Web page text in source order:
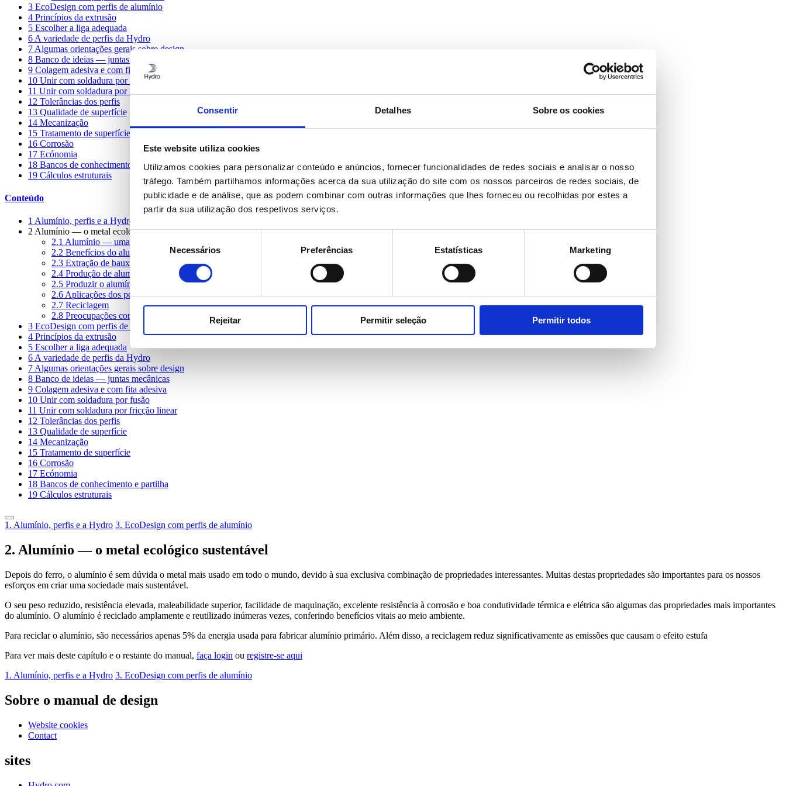
Consentir Detalhes Sobre os cookies
Este website utiliza cookies
Utilizamos cookies para personalizar conteúdo e anúncios, fornecer funcionalidades de redes sociais e analisar o nosso
tráfego. Também partilhamos informações acerca da sua utilização do site com os nossos parceiros de redes sociais, de
publicidade e de análise, que as podem combinar com outras informações que lhes forneceu ou recolhidas por estes a
partir da sua utilização dos respetivos serviços.
Seleção
consentimento
Necessários Preferências Estatísticas Marketing
Rejeitar Permitir seleção Permitir todos
3 EcoDesign com perfis de alumínio
4 Princípios da extrusão
5 Escolher a liga adequada
6 A variedade de perfis da Hydro
7 Algumas orientações gerais sobre design
8 Banco de ideias — juntas mecânicas
9 Colagem adesiva e com fita adesiva
10 Unir com soldadura por fusão
11 Unir com soldadura por fricção linear
12 Tolerâncias dos perfis
13 Qualidade de superfície
14 Mecanização
15 Tratamento de superfície
16 Corrosão
17 Ecónomia
18 Bancos de conhecimento e partilha
19 Cálculos estruturais
Conteúdo
1 Alumínio, perfis e a Hydro
2 Alumínio — o metal ecológico sustentável
2.1 Alumínio — uma parte natural do nosso meio ambiente
2.2 Benefícios do alumínio
2.3 Extração de bauxita
2.4 Produção de alumina
2.5 Produzir o alumínio primário
2.6 Aplicações dos perfis de alumínio
2.7 Reciclagem
2.8 Preocupações com a saúde
3 EcoDesign com perfis de alumínio
4 Princípios da extrusão
5 Escolher a liga adequada
6 A variedade de perfis da Hydro
7 Algumas orientações gerais sobre design
8 Banco de ideias — juntas mecânicas
9 Colagem adesiva e com fita adesiva
10 Unir com soldadura por fusão
11 Unir com soldadura por fricção linear
12 Tolerâncias dos perfis
13 Qualidade de superfície
14 Mecanização
15 Tratamento de superfície
16 Corrosão
17 Ecónomia
18 Bancos de conhecimento e partilha
19 Cálculos estruturais
1. Alumínio, perfis e a Hydro 3. EcoDesign com perfis de alumínio
2. Alumínio — o metal ecológico sustentável
Depois do ferro, o alumínio é sem dúvida o metal mais usado em todo o mundo, devido à sua exclusiva combinação de propriedades interessantes. Muitas destas propriedades são importantes para os nossos
esforços em criar uma sociedade mais sustentável.
O seu peso reduzido, resistência elevada, maleabilidade superior, facilidade de maquinação, excelente resistência à corrosão e boa condutividade térmica e elétrica são algumas das propriedades mais importantes
do alumínio. O alumínio é reciclado amplamente e reutilizado inúmeras vezes, conferindo benefícios vitais ao meio ambiente.
Para reciclar o alumínio, são necessários apenas 5% da energia usada para fabricar alumínio primário. Além disso, a reciclagem reduz significativamente as emissões que causam o efeito estufa
Para ver mais deste capítulo e o restante do manual, faça login ou registre-se aqui
1. Alumínio, perfis e a Hydro 3. EcoDesign com perfis de alumínio
Sobre o manual de design
Website cookies
Contact
sites